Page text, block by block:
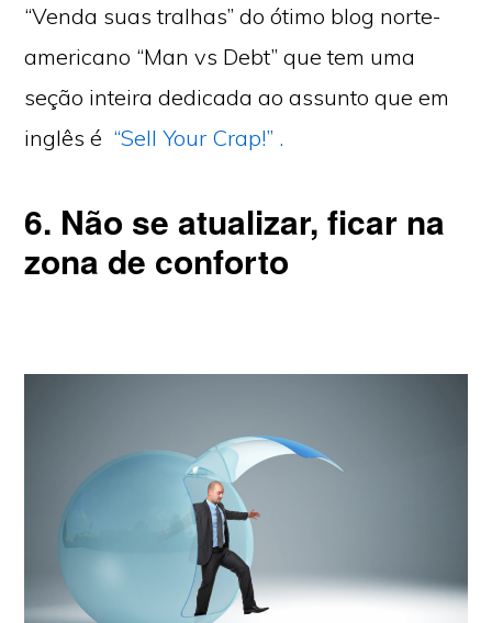
“Venda suas tralhas” do ótimo blog norte-
americano “Man vs Debt” que tem uma
seção inteira dedicada ao assunto que em
inglês é “Sell Your Crap!” .
6. Não se atualizar, ficar na
zona de conforto